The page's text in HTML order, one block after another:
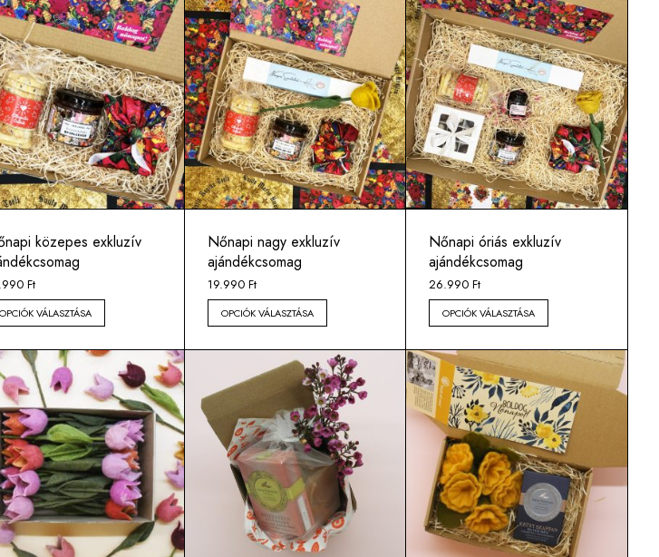
közepes exkluzív
Ft
OPCIÓK VÁLASZTÁSA
Nőnapi nagy exkluzív
ajándékcsomag
19.990 Ft
OPCIÓK VÁLASZTÁSA
Nőnapi óriás exkluzív
ajándékcsomag
26.990Ft
OPCIÓK VÁLASZTÁSA